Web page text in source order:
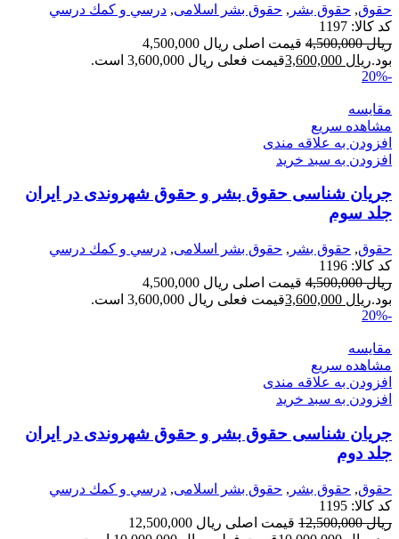
حقوق, حقوق بشر , حقوق بشر اسلامی, درسي و كمك درسي
کد کالا: 1197
ریال4,500,000
قیمت اصلی ریال 4,500,000
بود.ریال
قیمت فعلی ریال 3,600,000 است.
-20%
مقایسه
مشاهده سریع
افزودن به علاقه مندی
افزودن به سبد خرید
جریان شناسی حقوق بشر و حقوق شهروندی در ایران
جلد سوم
حقوق, حقوق بشر , حقوق بشر اسلامی, درسي و كمك درسي
کد کالا: 1196
ریال4,500,000
قیمت اصلی ریال 4,500,000
بود.ریال
قیمت فعلی ریال 3,600,000 است.
-20%
مقایسه
مشاهده سریع
افزودن به علاقه مندی
افزودن به سبد خرید
جریان شناسی حقوق بشر و حقوق شهروندی در ایران
جلد دوم
حقوق, حقوق بشر , حقوق بشر اسلامی, درسي و كمك درسي
کد کالا: 1195
ریال12,500,000
قیمت اصلی ریال 12,500,000